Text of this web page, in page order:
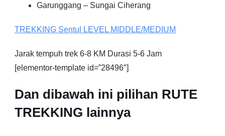
Garunggang – Sungai Ciherang
TREKKING Sentul LEVEL MIDDLE/MEDIUM
Jarak tempuh trek 6-8 KM Durasi 5-6 Jam
[elementor-template id=”28496″]
Dan dibawah ini pilihan RUTE
TREKKING lainnya